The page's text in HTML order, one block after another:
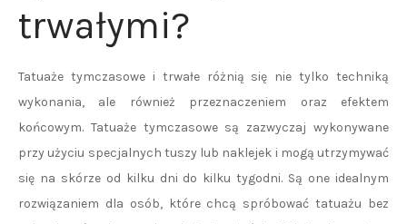
trwałymi?
Tatuaże tymczasowe i trwałe różnią się nie tylko techniką
wykonania, ale również przeznaczeniem oraz efektem
końcowym. Tatuaże tymczasowe są zazwyczaj wykonywane
przy użyciu specjalnych tuszy lub naklejek i mogą utrzymywać
się na skórze od kilku dni do kilku tygodni. Są one idealnym
rozwiązaniem dla osób, które chcą spróbować tatuażu bez